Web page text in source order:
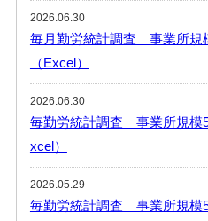
2026.06.30
毎月勤労統計調査 事業所
（Excel）
2026.06.30
毎勤労統計調査 事業所規
xcel）
2026.05.29
毎勤労統計調査 事業所規